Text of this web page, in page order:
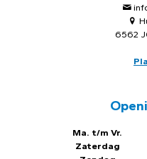
6562
Ma. t/m Vr.
Zaterdag